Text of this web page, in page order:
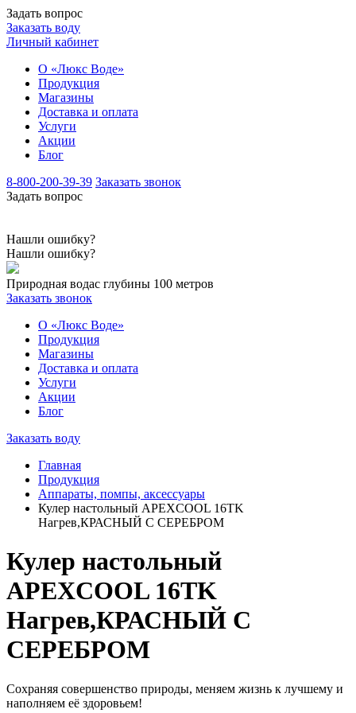
Задать вопрос
Заказать воду
Личный кабинет
О «Люкс Воде»
Продукция
Магазины
Доставка и оплата
Услуги
Акции
Блог
8-800-200-39-39 Заказать звонок
Задать вопрос
Нашли ошибку?
Нашли ошибку?
Природная водас глубины 100 метров
Заказать звонок
О «Люкс Воде»
Продукция
Магазины
Доставка и оплата
Услуги
Акции
Блог
Заказать воду
Главная
Продукция
Аппараты, помпы, аксессуары
Кулер настольный APEXCOOL 16TK
Нагрев,КРАСНЫЙ С СЕРЕБРОМ
Кулер настольный
APEXCOOL 16TK
Нагрев,КРАСНЫЙ С
СЕРЕБРОМ
Сохраняя совершенство природы, меняем жизнь к лучшему и
наполняем её здоровьем!